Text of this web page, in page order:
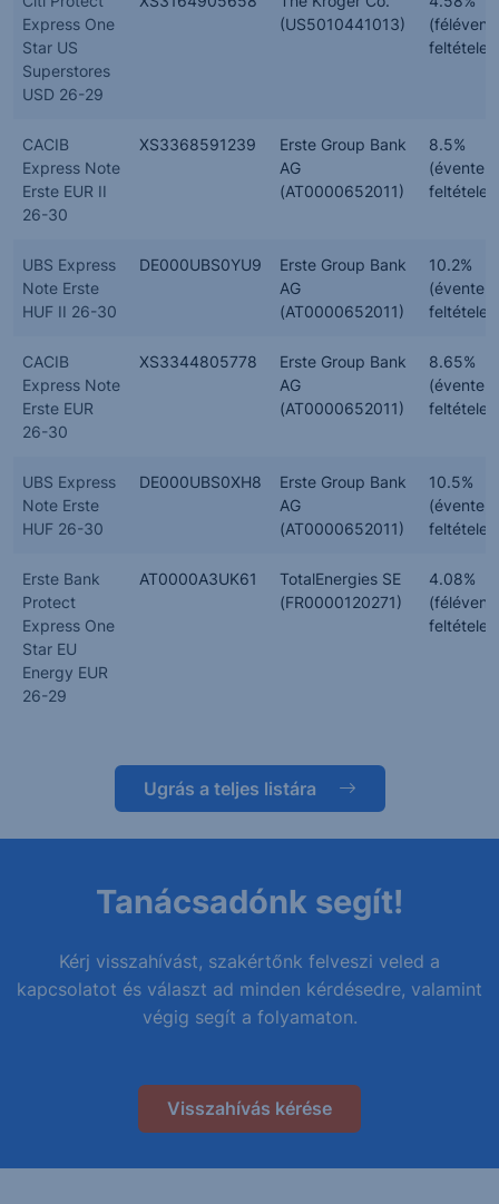
Express One
Star US
Superstores
USD 26-29
(US5010441013)
CACIB
Express Note
Erste EUR II
26-30
XS3368591239
Erste Group Bank
AG
(AT0000652011)
8.5%
(évente,
UBS Express
Note Erste
HUF II 26-30
DE000UBS0YU9
Erste Group Bank
AG
(AT0000652011)
10.2%
(évente,
CACIB
Express Note
Erste EUR
26-30
XS3344805778
Erste Group Bank
AG
(AT0000652011)
8.65%
(évente,
UBS Express
Note Erste
HUF 26-30
DE000UBS0XH8
Erste Group Bank
AG
(AT0000652011)
10.5%
(évente,
Erste Bank
Protect
Express One
Star EU
Energy EUR
26-29
AT0000A3UK61
TotalEnergies SE
(FR0000120271)
4.08%
Ugrás a teljes listára
Tanácsadónk segít!
Kérj visszahívást, szakértőnk felveszi veled a
kapcsolatot és választ ad minden kérdésedre, valamint
végig segít a folyamaton.
Visszahívás kérése